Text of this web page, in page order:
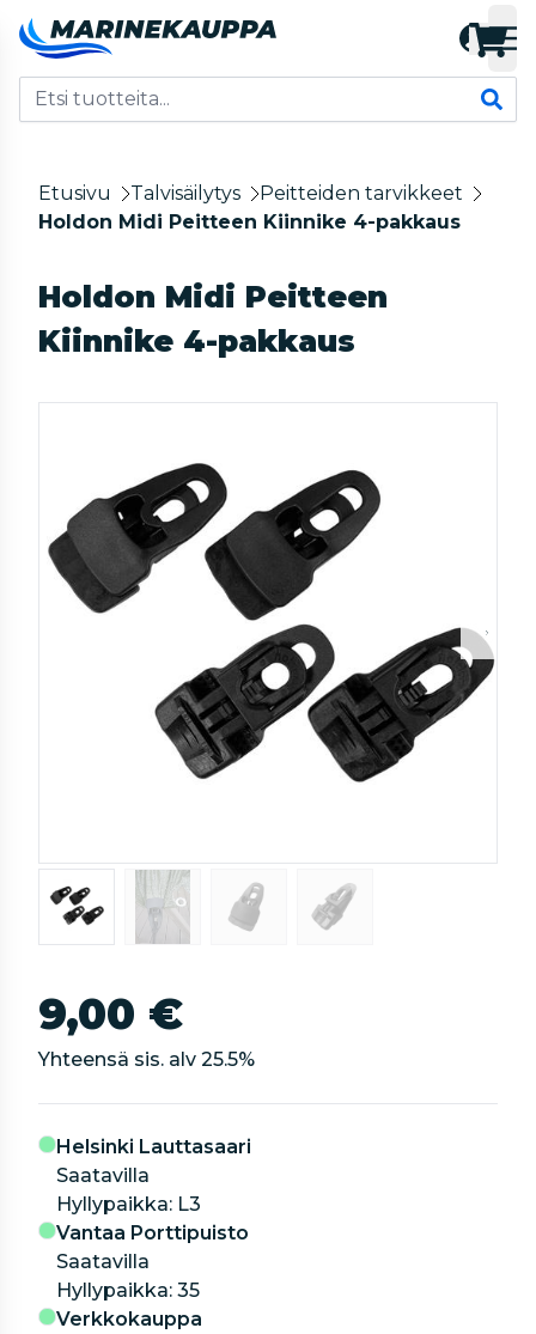
Etusivu Talvisäilytys
Peitteiden tarvikkeet
Holdon Midi Peitteen Kiinnike 4-pakkaus
Holdon Midi Peitteen
Kiinnike 4-pakkaus
9,00 €
Yhteensä sis. alv 25.5%
Helsinki Lauttasaari
Saatavilla
hyllypaikka: L3
Vantaa Porttipuisto
Saatavilla
hyllypaikka: 35
Verkkokauppa